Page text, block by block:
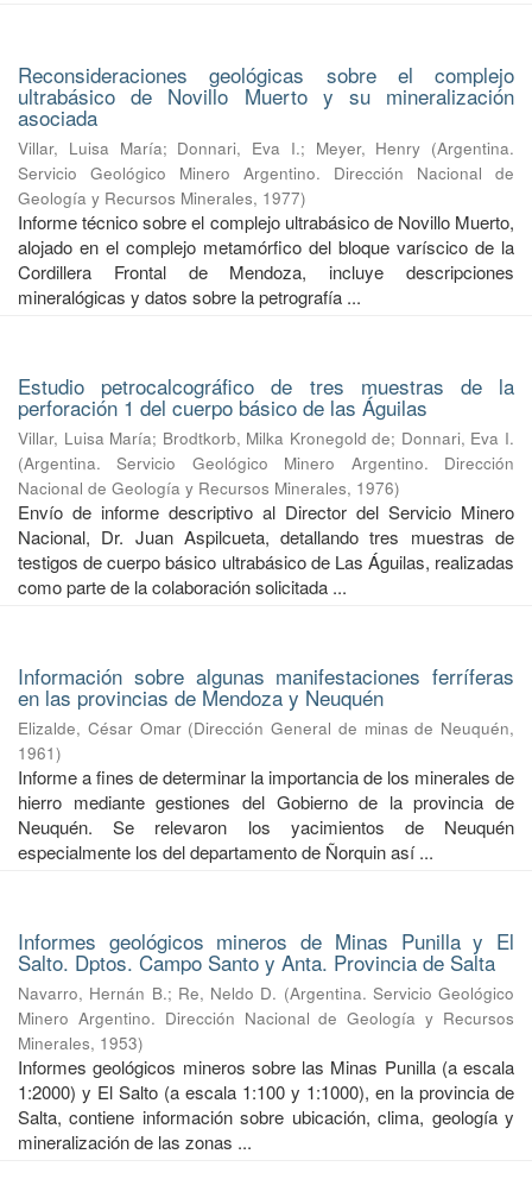
Reconsideraciones geológicas sobre el complejo
ultrabásico de Novillo Muerto y su mineralización
asociada
Villar, Luisa María; Donnari, Eva I.; Meyer, Henry (Argentina.
Servicio Geológico Minero Argentino. Dirección Nacional de
Geología y Recursos Minerales, 1977)
Informe técnico sobre el complejo ultrabásico de Novillo Muerto,
alojado en el complejo metamórfico del bloque varíscico de la
Cordillera Frontal de Mendoza, incluye descripciones
mineralógicas y datos sobre la petrografía ...
Estudio petrocalcográfico de tres muestras de la
perforación 1 del cuerpo básico de las Águilas
Villar, Luisa María; Brodtkorb, Milka Kronegold de; Donnari, Eva I.
(Argentina. Servicio Geológico Minero Argentino. Dirección
Nacional de Geología y Recursos Minerales, 1976)
Envío de informe descriptivo al Director del Servicio Minero
Nacional, Dr. Juan Aspilcueta, detallando tres muestras de
testigos de cuerpo básico ultrabásico de Las Águilas, realizadas
como parte de la colaboración solicitada ...
Información sobre algunas manifestaciones ferríferas
en las provincias de Mendoza y Neuquén
Elizalde, César Omar (Dirección General de minas de Neuquén,
1961)
Informe a fines de determinar la importancia de los minerales de
hierro mediante gestiones del Gobierno de la provincia de
Neuquén. Se relevaron los yacimientos de Neuquén
especialmente los del departamento de Ñorquin así ...
Informes geológicos mineros de Minas Punilla y El
Salto. Dptos. Campo Santo y Anta. Provincia de Salta
Navarro, Hernán B.; Re, Neldo D. (Argentina. Servicio Geológico
Minero Argentino. Dirección Nacional de Geología y Recursos
Minerales, 1953)
Informes geológicos mineros sobre las Minas Punilla (a escala
1:2000) y El Salto (a escala 1:100 y 1:1000), en la provincia de
Salta, contiene información sobre ubicación, clima, geología y
mineralización de las zonas ...